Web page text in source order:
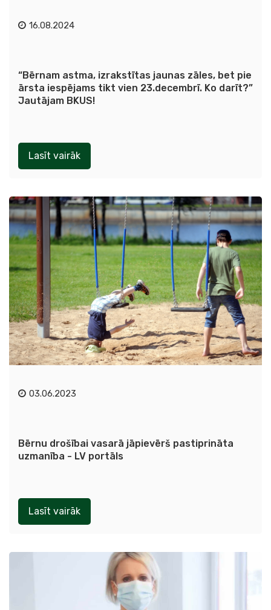
16.08.2024
“Bērnam astma, izrakstītas jaunas zāles, bet pie
ārsta iespējams tikt vien 23.decembrī. Ko darīt?”
Jautājam BKUS!
Lasīt vairāk
03.06.2023
Bērnu drošībai vasarā jāpievērš pastiprināta
uzmanība - LV portāls
Lasīt vairāk